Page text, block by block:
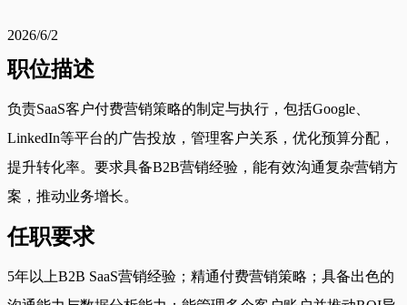
2026/6/2
职位描述
负责SaaS客户付费营销策略的制定与执行，包括Google、
LinkedIn等平台的广告投放，管理客户关系，优化预算分配，
提升转化率。要求具备B2B营销经验，能有效沟通复杂营销方
案，推动业务增长。
任职要求
5年以上B2B SaaS营销经验；精通付费营销策略；具备出色的